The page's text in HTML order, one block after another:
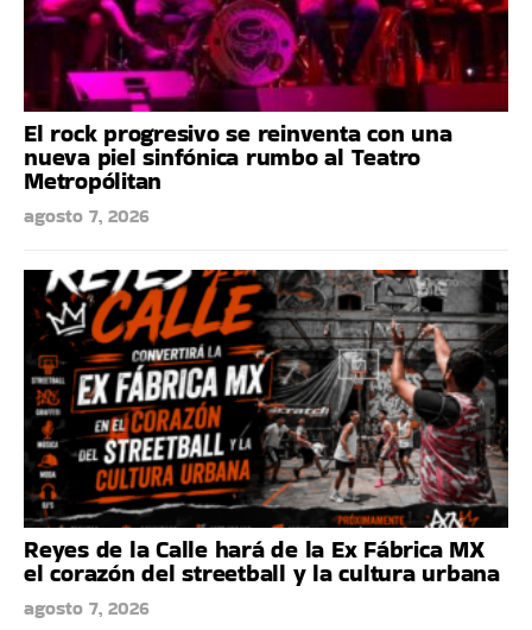
El rock progresivo se reinventa con una
nueva piel sinfónica rumbo al Teatro
Metropólitan
agosto 7, 2026
Reyes de la Calle hará de la Ex Fábrica MX
el corazón del streetball y la cultura urbana
agosto 7, 2026